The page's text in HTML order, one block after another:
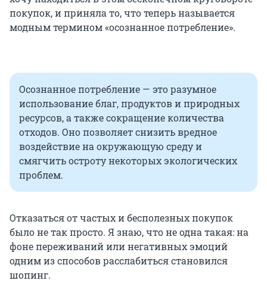
покупок, и приняла то, что теперь называется
модным термином «осознанное потребление».
Осознанное потребление — это разумное
использование благ, продуктов и природных
ресурсов, а также сокращение количества
отходов. Оно позволяет снизить вредное
воздействие на окружающую среду и
смягчить остроту некоторых экологических
проблем.
Отказаться от частых и бесполезных покупок
было не так просто. Я знаю, что не одна такая: на
фоне переживаний или негативных эмоций
одним из способов расслабиться становился
шопинг.